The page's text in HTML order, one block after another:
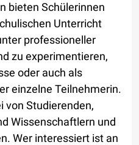
bieten Schülerinnen
Unterricht
professioneller
zu experimentieren,
oder auch als
einzelne Teilnehmerin.
von Studierenden,
Wissenschaftlern und
Wer interessiert ist an